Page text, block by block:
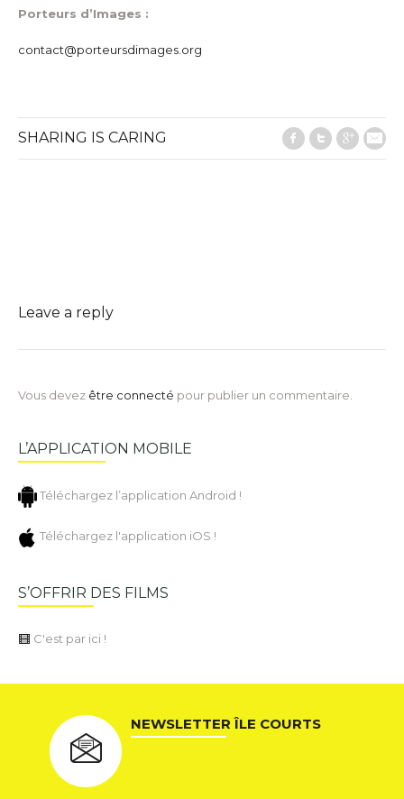
Porteurs d’Images :
contact@porteursdimages.org
SHARING IS CARING Facebook
Twitter
Leave a reply
Vous devez être connecté pour publier un commentaire.
L’APPLICATION MOBILE
Téléchargez l’application Android !
Téléchargez l'application iOS !
S’OFFRIR DES FILMS
C'est par ici !
NEWSLETTER ÎLE COURTS